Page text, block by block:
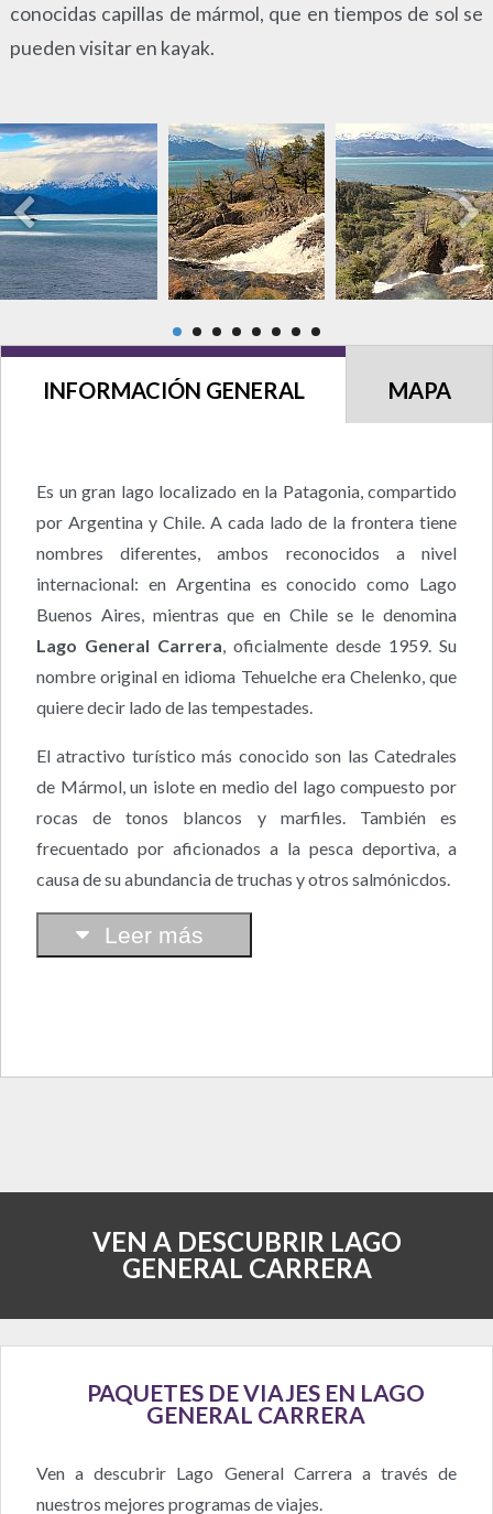
conocidas capillas de mármol, que en tiempos de sol se
pueden visitar en kayak.
INFORMACIÓN GENERAL MAPA
Es un gran lago localizado en la Patagonia, compartido
por Argentina y Chile. A cada lado de la frontera tiene
nombres diferentes, ambos reconocidos a nivel
internacional: en Argentina es conocido como Lago
Buenos Aires, mientras que en Chile se le denomina
Lago General Carrera , oficialmente desde 1959. Su
nombre original en idioma Tehuelche era Chelenko, que
quiere decir lado de las tempestades.
El atractivo turístico más conocido son las Catedrales
de Mármol, un islote en medio del lago compuesto por
rocas de tonos blancos y marfiles. También es
frecuentado por aficionados a la pesca deportiva, a
causa de su abundancia de truchas y otros salmónicdos.
Leer más
VEN A DESCUBRIR LAGO
GENERAL CARRERA
PAQUETES DE VIAJES EN LAGO
GENERAL CARRERA
Ven a descubrir Lago General Carrera a través de
nuestros mejores programas de viajes.